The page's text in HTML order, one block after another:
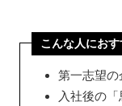
こんな人におす
第一志望
入社後の